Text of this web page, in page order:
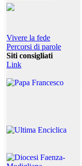
Vivere la fede
Percorsi di parole
Siti consigliati
Link